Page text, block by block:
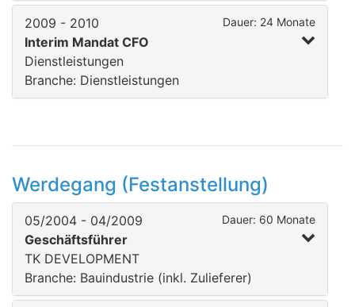
2009 - 2010 Dauer: 24 Monate
Interim Mandat CFO
Dienstleistungen
Branche: Dienstleistungen
Werdegang (Festanstellung)
05/2004 - 04/2009 Dauer: 60 Monate
Geschäftsführer
TK DEVELOPMENT
Branche: Bauindustrie (inkl. Zulieferer)